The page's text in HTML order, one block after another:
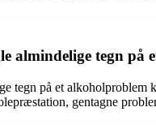
almindelige tegn på
tegn på et alkoholproblem
gentagne